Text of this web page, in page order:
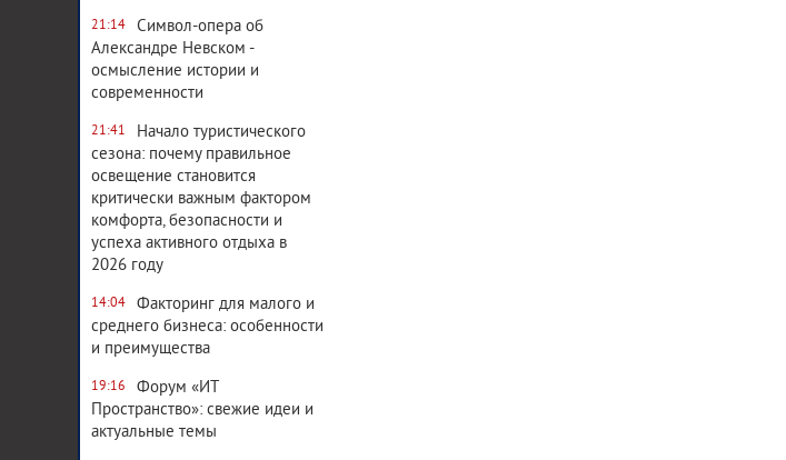
21:14
Символ-опера об
Александре Невском -
осмысление истории и
современности
21:41
Начало туристического
сезона: почему правильное
освещение становится
критически важным фактором
комфорта, безопасности и
успеха активного отдыха в
2026 году
14:04
Факторинг для малого и
среднего бизнеса: особенности
и преимущества
19:16
Форум «ИТ
Пространство»: свежие идеи и
актуальные темы